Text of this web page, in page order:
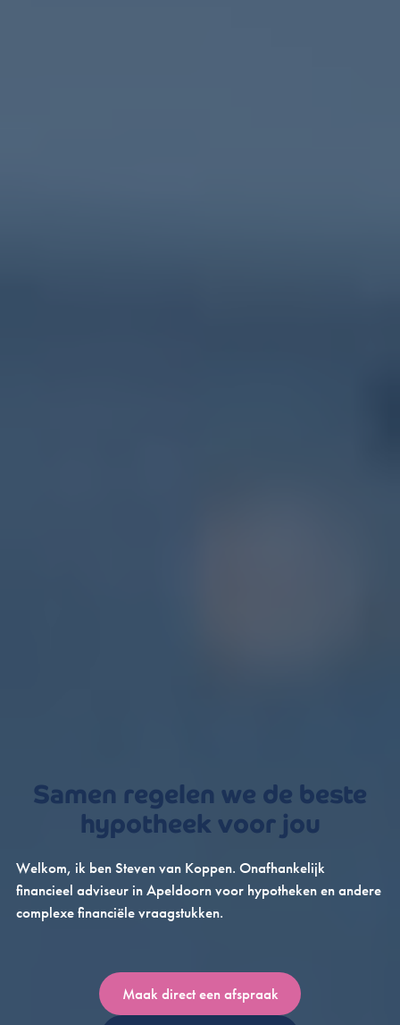
Samen regelen we de beste
hypotheek voor jou
Welkom, ik ben Steven van Koppen. Onafhankelijk
financieel adviseur in Apeldoorn voor hypotheken en andere
complexe financiële vraagstukken.
Maak direct een afspraak